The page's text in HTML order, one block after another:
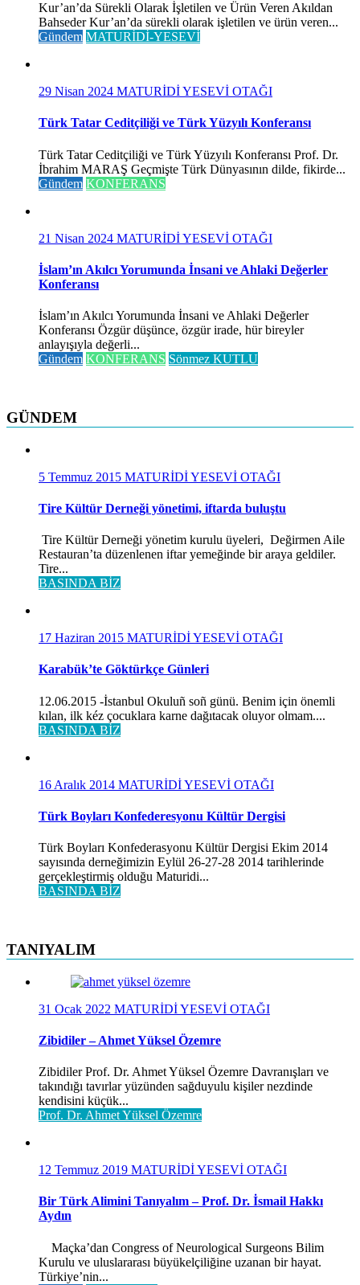
Kur’an’da Sürekli Olarak İşletilen ve Ürün Veren Akıldan
Bahseder Kur’an’da sürekli olarak işletilen ve ürün veren...
Gündem MATURİDİ-YESEVİ
29 Nisan 2024 MATURİDİ YESEVİ OTAĞI
Türk Tatar Ceditçiliği ve Türk Yüzyılı Konferansı
Türk Tatar Ceditçiliği ve Türk Yüzyılı Konferansı Prof. Dr.
İbrahim MARAŞ Geçmişte Türk Dünyasının dilde, fikirde...
Gündem KONFERANS
21 Nisan 2024 MATURİDİ YESEVİ OTAĞI
İslam’ın Akılcı Yorumunda İnsani ve Ahlaki Değerler
Konferansı
İslam’ın Akılcı Yorumunda İnsani ve Ahlaki Değerler
Konferansı Özgür düşünce, özgür irade, hür bireyler
anlayışıyla değerli...
Gündem KONFERANS Sönmez KUTLU
GÜNDEM
5 Temmuz 2015 MATURİDİ YESEVİ OTAĞI
Tire Kültür Derneği yönetimi, iftarda buluştu
Tire Kültür Derneği yönetim kurulu üyeleri, Değirmen Aile
Restauran’ta düzenlenen iftar yemeğinde bir araya geldiler.
Tire...
BASINDA BİZ
17 Haziran 2015 MATURİDİ YESEVİ OTAĞI
Karabük’te Göktürkçe Günleri
12.06.2015 -İstanbul Okuluñ soñ günü. Benim için önemli
kılan, ilk kéz çocuklara karne dağıtacak oluyor olmam....
BASINDA BİZ
16 Aralık 2014 MATURİDİ YESEVİ OTAĞI
Türk Boyları Konfederesyonu Kültür Dergisi
Türk Boyları Konfederasyonu Kültür Dergisi Ekim 2014
sayısında derneğimizin Eylül 26-27-28 2014 tarihlerinde
gerçekleştirmiş olduğu Maturidi...
BASINDA BİZ
TANIYALIM
31 Ocak 2022 MATURİDİ YESEVİ OTAĞI
Zibidiler – Ahmet Yüksel Özemre
Zibidiler Prof. Dr. Ahmet Yüksel Özemre Davranışları ve
takındığı tavırlar yüzünden sağduyulu kişiler nezdinde
kendisini küçük...
Prof. Dr. Ahmet Yüksel Özemre
12 Temmuz 2019 MATURİDİ YESEVİ OTAĞI
Bir Türk Alimini Tanıyalım – Prof. Dr. İsmail Hakkı
Aydın
Maçka’dan Congress of Neurological Surgeons Bilim
Kurulu ve uluslararası büyükelçiliğine uzanan bir hayat.
Türkiye’nin...